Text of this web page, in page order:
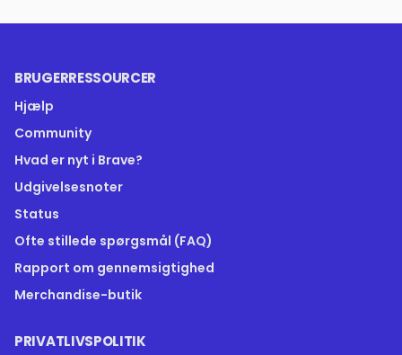
BRUGERRESSOURCER
Hjælp
Community
Hvad er nyt i Brave?
Udgivelsesnoter
Status
Ofte stillede spørgsmål (FAQ)
Rapport om gennemsigtighed
Merchandise-butik
PRIVATLIVSPOLITIK